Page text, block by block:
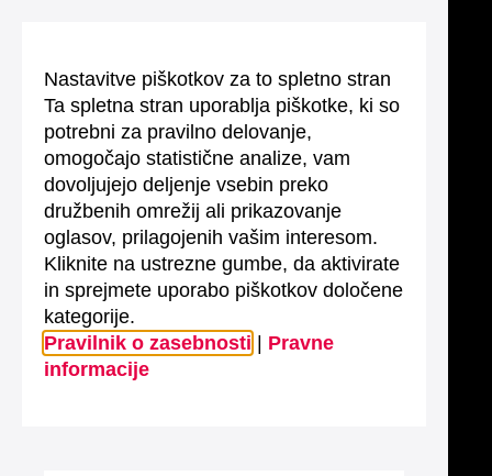
Nastavitve piškotkov za to spletno stran
Ta spletna stran uporablja piškotke, ki so
potrebni za pravilno delovanje,
omogočajo statistične analize, vam
dovoljujejo deljenje vsebin preko
družbenih omrežij ali prikazovanje
oglasov, prilagojenih vašim interesom.
Kliknite na ustrezne gumbe, da aktivirate
in sprejmete uporabo piškotkov določene
kategorije.
Pravilnik o zasebnosti
Pravne
informacije